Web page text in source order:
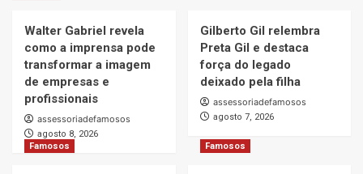
Walter Gabriel revela
como a imprensa pode
transformar a imagem
de empresas e
profissionais
assessoriadefamosos
agosto 8, 2026
Gilberto Gil relembra
Preta Gil e destaca
força do legado
deixado pela filha
assessoriadefamosos
agosto 7, 2026
Famosos Famosos